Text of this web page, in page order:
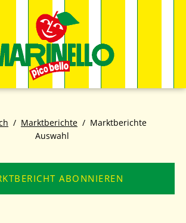
Marktberichte
Marktberichte
Auswahl
ABONNIEREN